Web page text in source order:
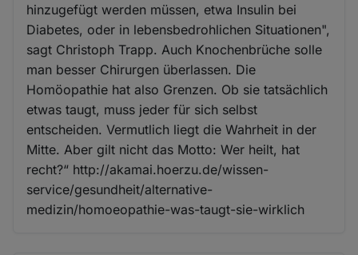
hinzugefügt werden müssen, etwa Insulin bei
Diabetes, oder in lebensbedrohlichen Situationen",
sagt Christoph Trapp. Auch Knochenbrüche solle
man besser Chirurgen überlassen. Die
Homöopathie hat also Grenzen. Ob sie tatsächlich
etwas taugt, muss jeder für sich selbst
entscheiden. Vermutlich liegt die Wahrheit in der
Mitte. Aber gilt nicht das Motto: Wer heilt, hat
recht?“ http://akamai.hoerzu.de/wissen-
service/gesundheit/alternative-
medizin/homoeopathie-was-taugt-sie-wirklich